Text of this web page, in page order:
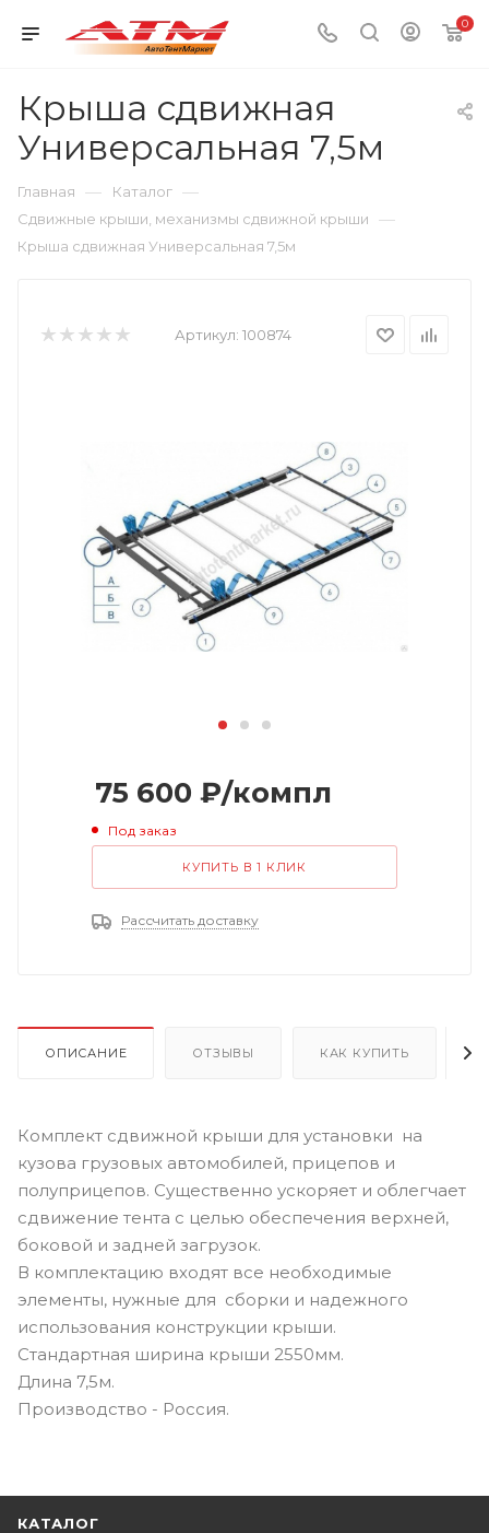
0
Крыша сдвижная
Универсальная 7,5м
Главная — Каталог —
Сдвижные крыши, механизмы сдвижной крыши —
Крыша сдвижная Универсальная 7,5м
Артикул: 100874
75 600 ₽/компл
Под заказ
КУПИТЬ В 1 КЛИК
Рассчитать доставку
ОПИСАНИЕ ОТЗЫВЫ КАК КУПИТЬ
Комплект сдвижной крыши для установки на
кузова грузовых автомобилей, прицепов и
полуприцепов. Существенно ускоряет и облегчает
сдвижение тента с целью обеспечения верхней,
боковой и задней загрузок.
В комплектацию входят все необходимые
элементы, нужные для сборки и надежного
использования конструкции крыши.
Стандартная ширина крыши 2550мм.
Длина 7,5м.
Производство - Россия.
КАТАЛОГ